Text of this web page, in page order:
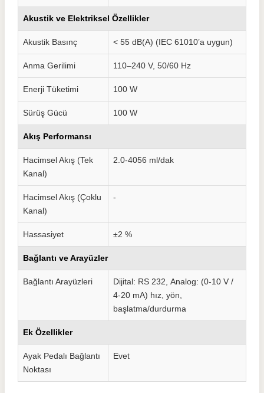
Akustik ve Elektriksel Özellikler
Akustik Basınç < 55 dB(A) (IEC 61010’a uygun)
Anma Gerilimi 110–240 V, 50/60 Hz
Enerji Tüketimi 100 W
Sürüş Gücü 100 W
Akış Performansı
Hacimsel Akış (Tek
Kanal)
2.0-4056 ml/dak
Hacimsel Akış (Çoklu
Kanal)
-
Hassasiyet ±2 %
Bağlantı ve Arayüzler
Bağlantı Arayüzleri Dijital: RS 232, Analog: (0-10 V /
4-20 mA) hız, yön,
başlatma/durdurma
Ek Özellikler
Ayak Pedalı Bağlantı
Noktası
Evet